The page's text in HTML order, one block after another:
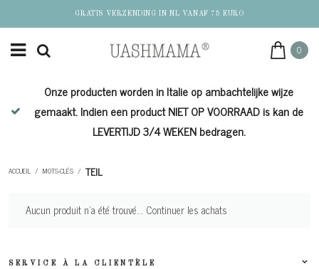
GRATIS VERZENDING IN NL VANAF 75 EURO
0
Onze producten worden in Italie op ambachtelijke wijze
gemaakt. Indien een product NIET OP VOORRAAD is kan de
LEVERTIJD 3/4 WEKEN bedragen.
ACCUEIL / MOTS-CLÉS / TEIL
Aucun produit n'a été trouvé... Continuer les achats
SERVICE À LA CLIENTÈLE